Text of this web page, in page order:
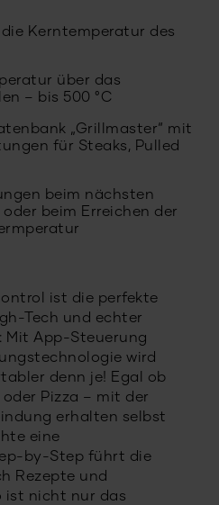
Kerntemperatur des
über das
– bis 500 °C
„Grillmaster“ mit
für Steaks, Pulled
beim nächsten
beim Erreichen der
ist die perfekte
Tech und echter
Mit App-Steuerung
wird
denn je! Egal ob
Pizza – mit der
erhalten selbst
eine
by-Step führt die
Rezepte und
ist nicht nur das